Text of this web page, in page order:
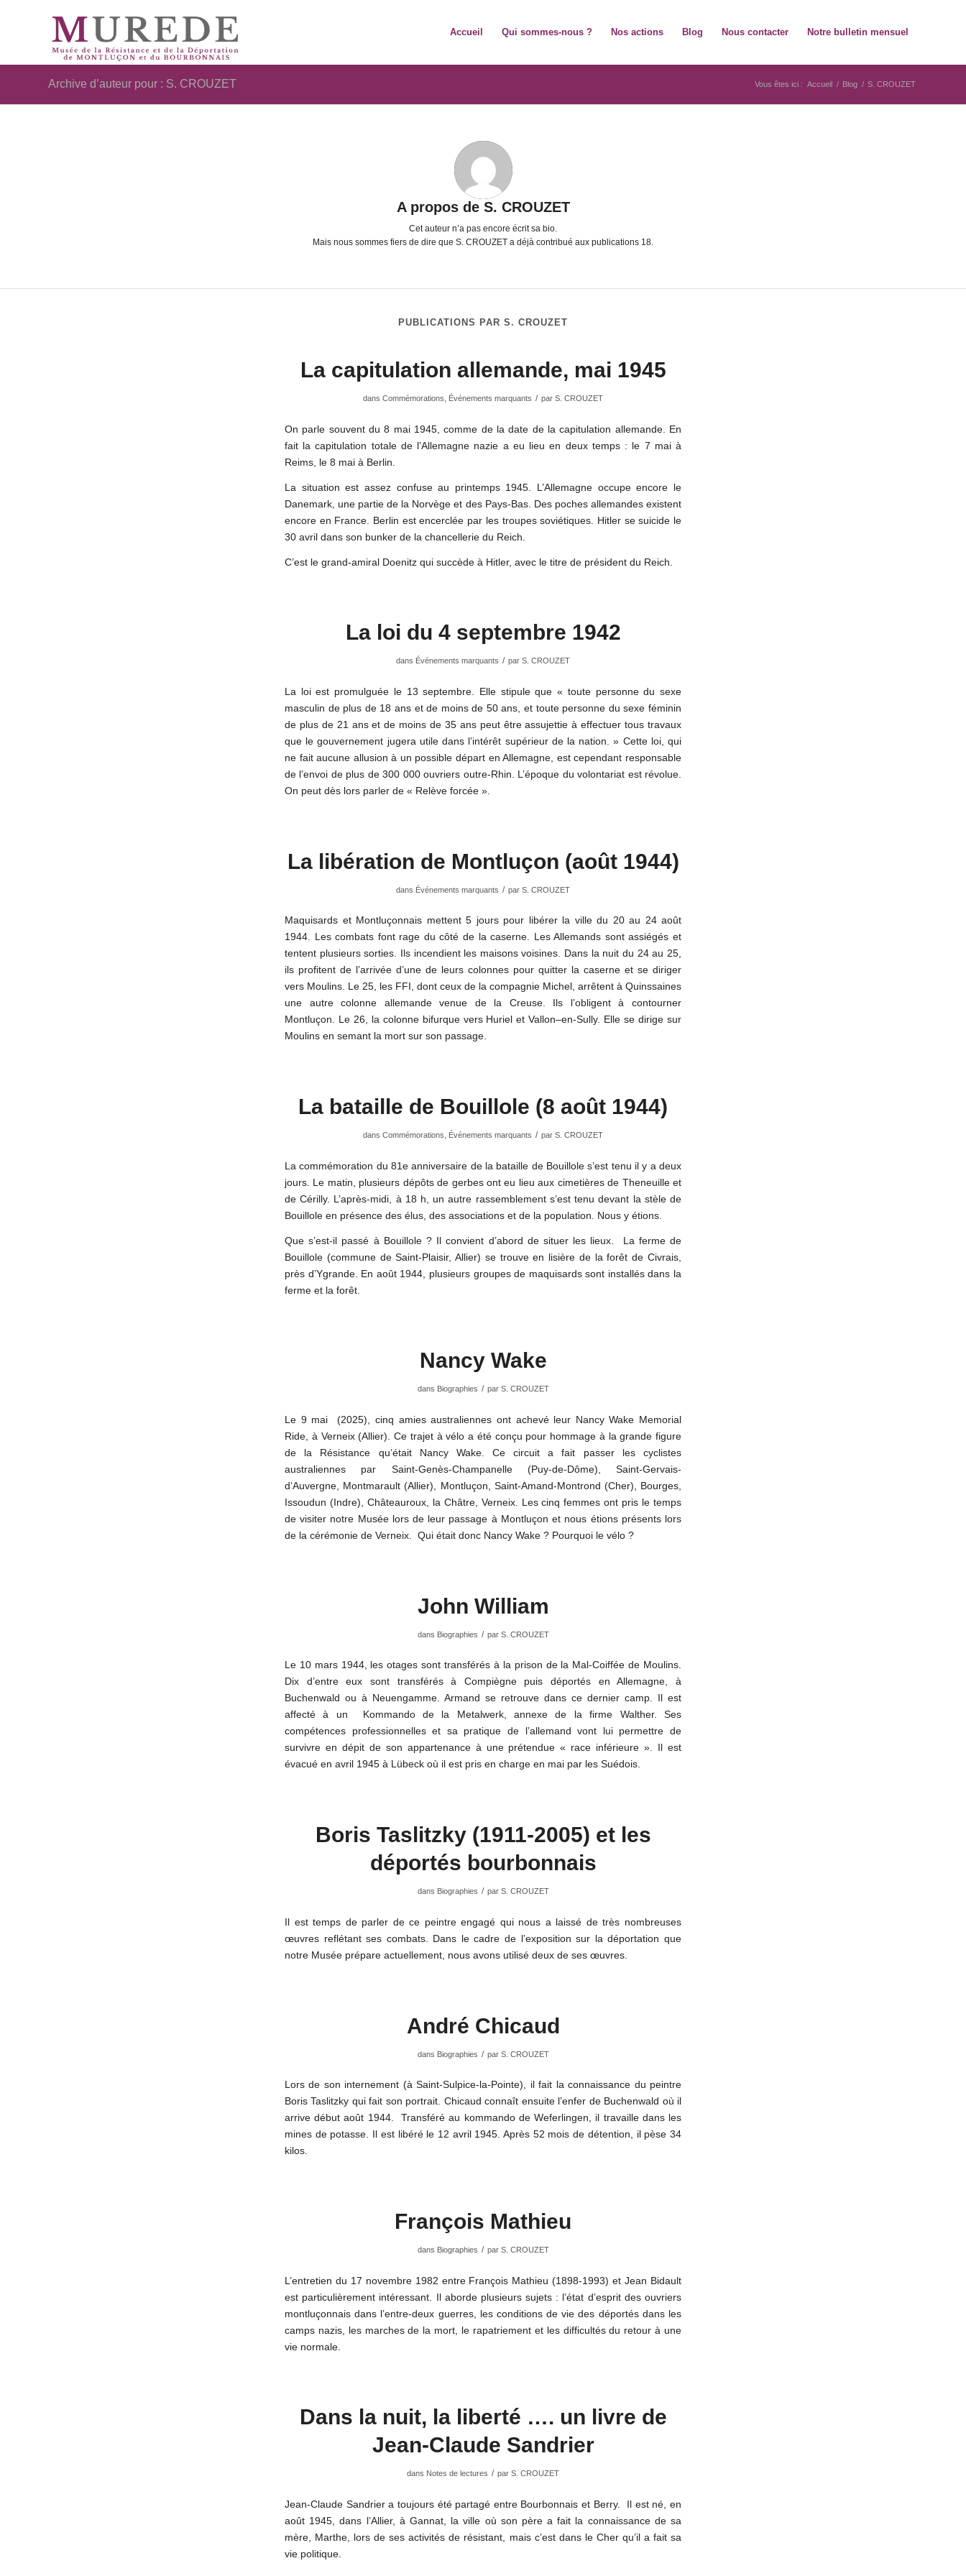
Accueil Qui sommes-nous ? Nos actions Blog Nous contacter Notre bulletin mensuel
Archive d’auteur pour : S. CROUZET Vous êtes ici : Accueil / Blog / S. CROUZET
A propos de S. CROUZET
Cet auteur n’a pas encore écrit sa bio.
Mais nous sommes fiers de dire que S. CROUZET a déjà contribué aux publications 18.
PUBLICATIONS PAR S. CROUZET
La capitulation allemande, mai 1945
dans Commémorations Événements marquants / par S. CROUZET
On parle souvent du 8 mai 1945, comme de la date de la capitulation allemande. En
fait la capitulation totale de l’Allemagne nazie a eu lieu en deux temps : le 7 mai à
Reims, le 8 mai à Berlin.
La situation est assez confuse au printemps 1945. L’Allemagne occupe encore le
Danemark, une partie de la Norvège et des Pays-Bas. Des poches allemandes existent
encore en France. Berlin est encerclée par les troupes soviétiques. Hitler se suicide le
30 avril dans son bunker de la chancellerie du Reich.
C’est le grand-amiral Doenitz qui succède à Hitler, avec le titre de président du Reich.
La loi du 4 septembre 1942
dans Événements marquants / par S. CROUZET
La loi est promulguée le 13 septembre. Elle stipule que « toute personne du sexe
masculin de plus de 18 ans et de moins de 50 ans, et toute personne du sexe féminin
de plus de 21 ans et de moins de 35 ans peut être assujettie à effectuer tous travaux
que le gouvernement jugera utile dans l’intérêt supérieur de la nation. » Cette loi, qui
ne fait aucune allusion à un possible départ en Allemagne, est cependant responsable
de l’envoi de plus de 300 000 ouvriers outre-Rhin. L’époque du volontariat est révolue.
On peut dès lors parler de « Relève forcée ».
La libération de Montluçon (août 1944)
dans Événements marquants / par S. CROUZET
Maquisards et Montluçonnais mettent 5 jours pour libérer la ville du 20 au 24 août
1944. Les combats font rage du côté de la caserne. Les Allemands sont assiégés et
tentent plusieurs sorties. Ils incendient les maisons voisines. Dans la nuit du 24 au 25,
ils profitent de l’arrivée d’une de leurs colonnes pour quitter la caserne et se diriger
vers Moulins. Le 25, les FFI, dont ceux de la compagnie Michel, arrêtent à Quinssaines
une autre colonne allemande venue de la Creuse. Ils l’obligent à contourner
Montluçon. Le 26, la colonne bifurque vers Huriel et Vallon–en-Sully. Elle se dirige sur
Moulins en semant la mort sur son passage.
La bataille de Bouillole (8 août 1944)
dans Commémorations Événements marquants / par S. CROUZET
La commémoration du 81e anniversaire de la bataille de Bouillole s’est tenu il y a deux
jours. Le matin, plusieurs dépôts de gerbes ont eu lieu aux cimetières de Theneuille et
de Cérilly. L’après-midi, à 18 h, un autre rassemblement s’est tenu devant la stèle de
Bouillole en présence des élus, des associations et de la population. Nous y étions.
Que s’est-il passé à Bouillole ? Il convient d’abord de situer les lieux. La ferme de
Bouillole (commune de Saint-Plaisir, Allier) se trouve en lisière de la forêt de Civrais,
près d’Ygrande. En août 1944, plusieurs groupes de maquisards sont installés dans la
ferme et la forêt.
Nancy Wake
dans Biographies / par S. CROUZET
Le 9 mai (2025), cinq amies australiennes ont achevé leur Nancy Wake Memorial
Ride, à Verneix (Allier). Ce trajet à vélo a été conçu pour hommage à la grande figure
de la Résistance qu’était Nancy Wake. Ce circuit a fait passer les cyclistes
australiennes par Saint-Genès-Champanelle (Puy-de-Dôme), Saint-Gervais-
d’Auvergne, Montmarault (Allier), Montluçon, Saint-Amand-Montrond (Cher), Bourges,
Issoudun (Indre), Châteauroux, la Châtre, Verneix. Les cinq femmes ont pris le temps
de visiter notre Musée lors de leur passage à Montluçon et nous étions présents lors
de la cérémonie de Verneix. Qui était donc Nancy Wake ? Pourquoi le vélo ?
John William
dans Biographies / par S. CROUZET
Le 10 mars 1944, les otages sont transférés à la prison de la Mal-Coiffée de Moulins.
Dix d’entre eux sont transférés à Compiègne puis déportés en Allemagne, à
Buchenwald ou à Neuengamme. Armand se retrouve dans ce dernier camp. Il est
affecté à un Kommando de la Metalwerk, annexe de la firme Walther. Ses
compétences professionnelles et sa pratique de l’allemand vont lui permettre de
survivre en dépit de son appartenance à une prétendue « race inférieure ». Il est
évacué en avril 1945 à Lübeck où il est pris en charge en mai par les Suédois.
Boris Taslitzky (1911-2005) et les
déportés bourbonnais
dans Biographies / par S. CROUZET
Il est temps de parler de ce peintre engagé qui nous a laissé de très nombreuses
œuvres reflétant ses combats. Dans le cadre de l’exposition sur la déportation que
notre Musée prépare actuellement, nous avons utilisé deux de ses œuvres.
André Chicaud
dans Biographies / par S. CROUZET
Lors de son internement (à Saint-Sulpice-la-Pointe), il fait la connaissance du peintre
Boris Taslitzky qui fait son portrait. Chicaud connaît ensuite l’enfer de Buchenwald où il
arrive début août 1944. Transféré au kommando de Weferlingen, il travaille dans les
mines de potasse. Il est libéré le 12 avril 1945. Après 52 mois de détention, il pèse 34
kilos.
François Mathieu
dans Biographies / par S. CROUZET
L’entretien du 17 novembre 1982 entre François Mathieu (1898-1993) et Jean Bidault
est particulièrement intéressant. Il aborde plusieurs sujets : l’état d’esprit des ouvriers
montluçonnais dans l’entre-deux guerres, les conditions de vie des déportés dans les
camps nazis, les marches de la mort, le rapatriement et les difficultés du retour à une
vie normale.
Dans la nuit, la liberté …. un livre de
Jean-Claude Sandrier
dans Notes de lectures / par S. CROUZET
Jean-Claude Sandrier a toujours été partagé entre Bourbonnais et Berry. Il est né, en
août 1945, dans l’Allier, à Gannat, la ville où son père a fait la connaissance de sa
mère, Marthe, lors de ses activités de résistant, mais c’est dans le Cher qu’il a fait sa
vie politique.